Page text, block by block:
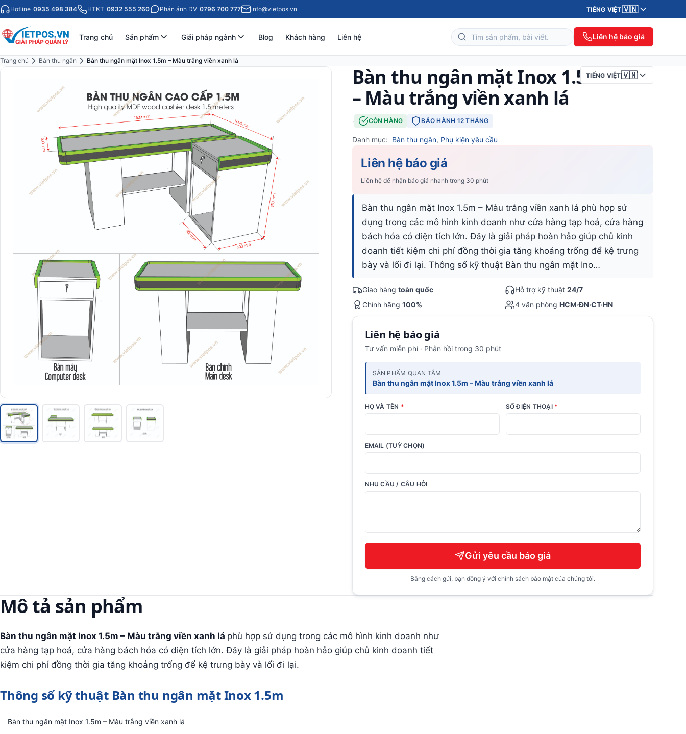
Hotline 0935 498 384 HTKT 0932 555 260 Phản ánh DV 0796 700 777 info@vietpos.vn TIẾNG VIỆT🇻🇳
Trang chủ Sản phẩm Giải pháp ngành Blog Khách hàng Liên hệ Liên hệ báo giá
Trang chủ Bàn thu ngân
Bàn thu ngân mặt Inox 1.5m – Màu trắng viền xanh lá
TIẾNG VIỆT🇻🇳
Bàn thu ngân mặt Inox 1.5m
– Màu trắng viền xanh lá
· CÒN HÀNG BẢO HÀNH 12 THÁNG
Danh mục: Bàn thu ngân, Phụ kiện yêu cầu
Liên hệ báo giá
Liên hệ để nhận báo giá nhanh trong 30 phút
Bàn thu ngân mặt Inox 1.5m – Màu trắng viền xanh lá phù hợp sử
dụng trong các mô hình kinh doanh như cửa hàng tạp hoá, cửa hàng
bách hóa có diện tích lớn. Đây là giải pháp hoàn hảo giúp chủ kinh
doanh tiết kiệm chi phí đồng thời gia tăng khoảng trống để kệ trưng
bày và lối đi lại. Thông số kỹ thuật Bàn thu ngân mặt Ino…
Giao hàng toàn quốc Hỗ trợ kỹ thuật 24/7
Chính hãng 100% 4 văn phòng HCM·ĐN·CT·HN
Liên hệ báo giá
Tư vấn miễn phí · Phản hồi trong 30 phút
SẢN PHẨM QUAN TÂM
Bàn thu ngân mặt Inox 1.5m – Màu trắng viền xanh lá
HỌ VÀ TÊN * SỐ ĐIỆN THOẠI *
EMAIL (TUỲ CHỌN)
NHU CẦU / CÂU HỎI
Gửi yêu cầu báo giá
Bằng cách gửi, bạn đồng ý với chính sách bảo mật của chúng tôi.
Mô tả sản phẩm
Bàn thu ngân mặt Inox 1.5m – Màu trắng viền xanh lá phù hợp sử dụng trong các mô hình kinh doanh như
cửa hàng tạp hoá, cửa hàng bách hóa có diện tích lớn. Đây là giải pháp hoàn hảo giúp chủ kinh doanh tiết
kiệm chi phí đồng thời gia tăng khoảng trống để kệ trưng bày và lối đi lại.
Thông số kỹ thuật Bàn thu ngân mặt Inox 1.5m
Bàn thu ngân mặt Inox 1.5m – Màu trắng viền xanh lá